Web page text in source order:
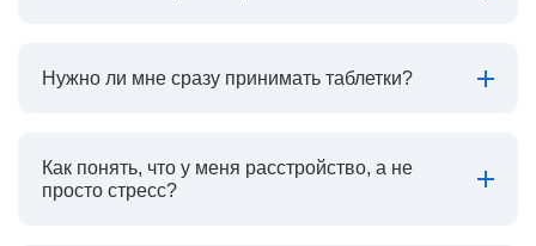
Нужно ли мне сразу принимать таблетки?
Как понять, что у меня расстройство, а не
просто стресс?